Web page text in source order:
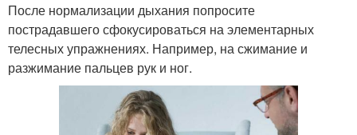
После нормализации дыхания попросите
пострадавшего сфокусироваться на элементарных
телесных упражнениях. Например, на сжимание и
разжимание пальцев рук и ног.